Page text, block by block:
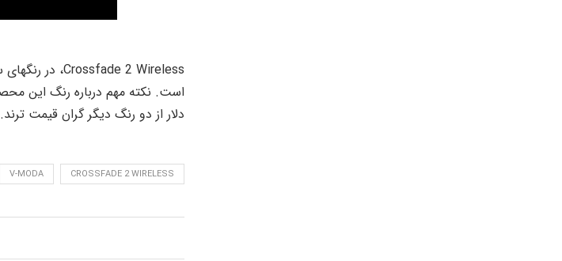
دلار از دو رنگ دیگر گران قیمت ترند.
CROSSFADE 2 WIRELESS
V-MODA